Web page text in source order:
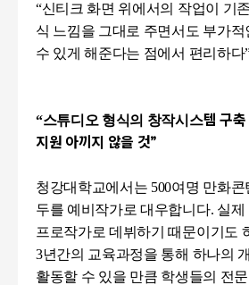
“신티크 화면 위에서의 작업이 기
식 느낌을 그대로 주면서도 부가
수 있게 해준다는 점에서 편리하다
“스튜디오 형식의 창작시스템 구
지원 아끼지 않을 것”
청강대학교에서는 500여명 만화콘
두를 예비작가로 대우합니다. 실제
프로작가로 데뷔하기 때문이기도
3년간의 교육과정을 통해 하나의
활동할 수 있을 만큼 학생들의 전